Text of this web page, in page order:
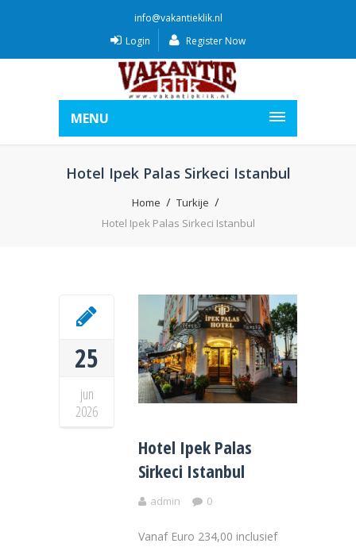
info@vakantieklik.nl
Login
Register Now
MENU
Hotel Ipek Palas Sirkeci Istanbul
Home
Turkije
Hotel Ipek Palas Sirkeci Istanbul
25
jun
2026
Hotel Ipek Palas
Sirkeci Istanbul
admin 0
Vanaf Euro 234,00 inclusief